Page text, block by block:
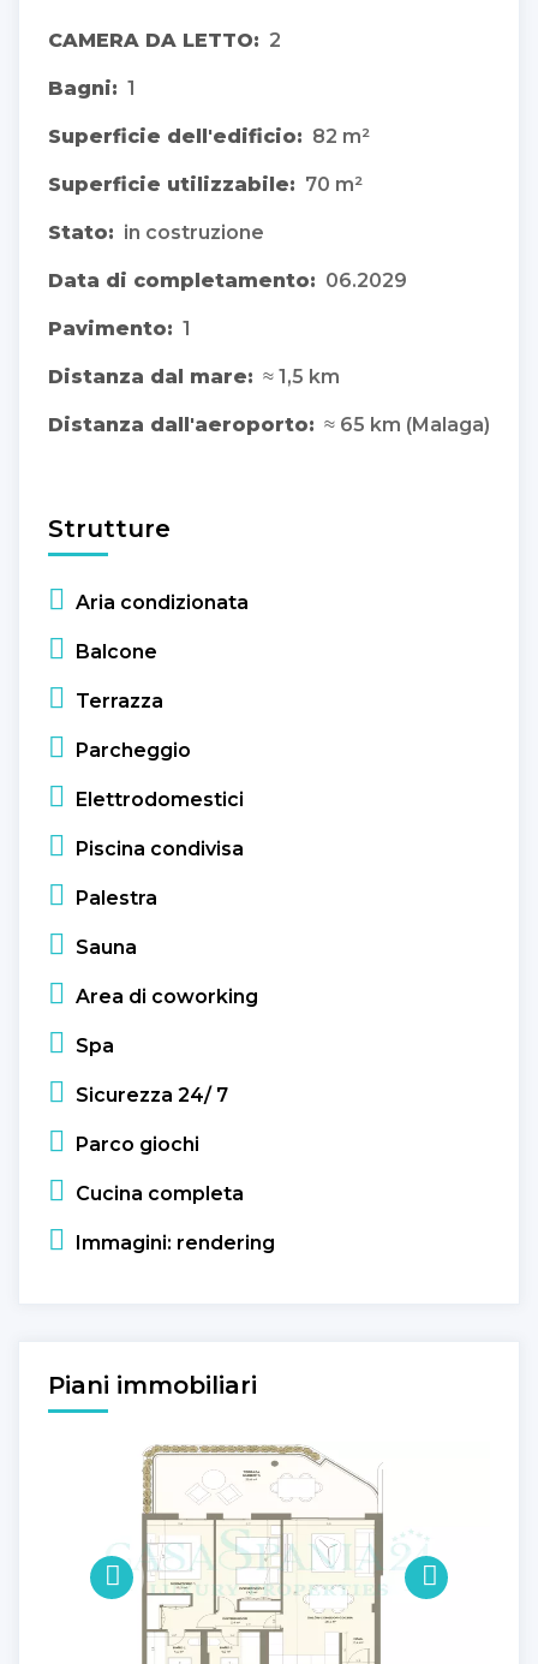
CAMERA DA LETTO: 2
Bagni: 1
Superficie dell'edificio: 82 m²
Superficie utilizzabile: 70 m²
Stato: in costruzione
Data di completamento: 06.2029
Pavimento: 1
Distanza dal mare: ≈ 1,5 km
Distanza dall'aeroporto: ≈ 65 km (Malaga)
Strutture
Aria condizionata
Balcone
Terrazza
Parcheggio
Elettrodomestici
Piscina condivisa
Palestra
Sauna
Area di coworking
Spa
Sicurezza 24/ 7
Parco giochi
Cucina completa
Immagini: rendering
Piani immobiliari